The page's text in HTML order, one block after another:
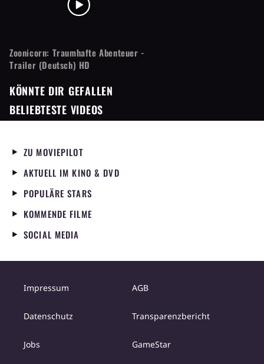
Zoonicorn: Traumhafte Abenteuer -
Trailer (Deutsch) HD
KÖNNTE DIR GEFALLEN
BELIEBTESTE VIDEOS
ZU MOVIEPILOT
AKTUELL IM KINO & DVD
POPULÄRE STARS
KOMMENDE FILME
SOCIAL MEDIA
Impressum AGB
Datenschutz Transparenzbericht
Jobs GameStar